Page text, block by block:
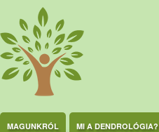
Ugrás a tartalomra
MAGUNKRÓL MI A DENDROLÓGIA?